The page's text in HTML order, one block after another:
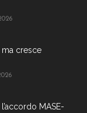
cresce
MASE-